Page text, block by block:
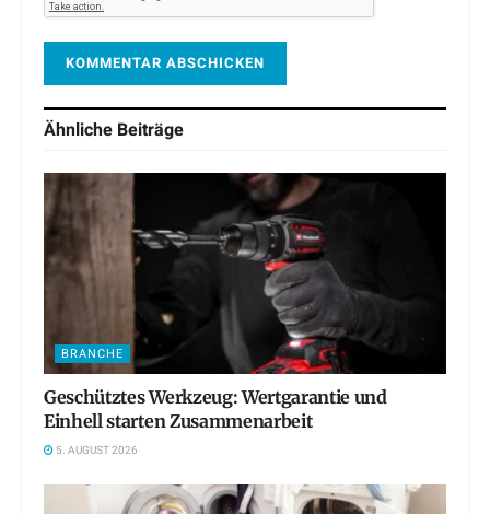
Ähnliche Beiträge
BRANCHE
Geschütztes Werkzeug: Wertgarantie und
Einhell starten Zusammenarbeit
5. AUGUST 2026